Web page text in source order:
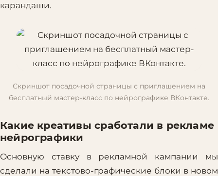
карандаши.
Скриншот посадочной страницы с приглашением на
бесплатный мастер-класс по нейрографике ВКонтакте.
Какие креативы сработали в рекламе
нейрографики
Основную ставку в рекламной кампании мы
сделали на текстово-графические блоки в новом